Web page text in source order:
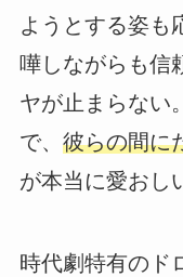
ようとする姿も
嘩しながらも信
ヤが止まらない
で、 彼らの間に
が本当に愛おし
時代劇特有のド